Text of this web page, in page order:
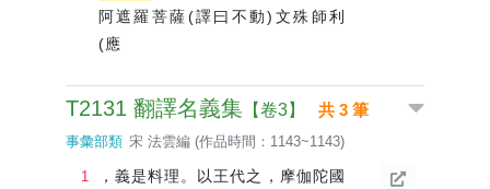
阿遮羅菩薩(譯曰不動)文殊師利
(應
T2131 翻譯名義集 【卷3】 共 3 筆
事彙部類 宋 法雲編 (作品時間：1143~1143)
，義是料理。以王代之，摩伽陀國